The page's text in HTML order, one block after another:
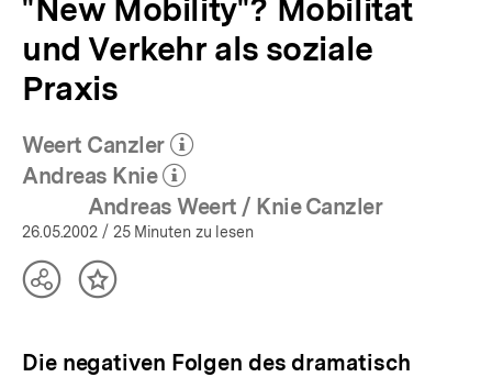
"New Mobility"? Mobilität
und Verkehr als soziale
Praxis
Weert Canzler
(Mehr zum Autor)
öffnen
Andreas Knie
(Mehr zum Autor)
öffnen
Andreas Weert / Knie Canzler
26.05.2002 / 25 Minuten zu lesen
TeilenInhalt
Die negativen Folgen des dramatisch